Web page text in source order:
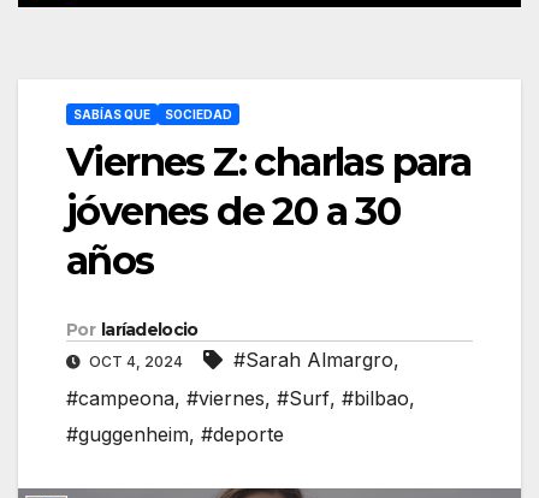
SABÍAS QUE SOCIEDAD
Viernes Z: charlas para
jóvenes de 20 a 30
años
Por laríadelocio
OCT 4, 2024 #Sarah Almargro,
#campeona, #viernes, #Surf, #bilbao,
#guggenheim, #deporte